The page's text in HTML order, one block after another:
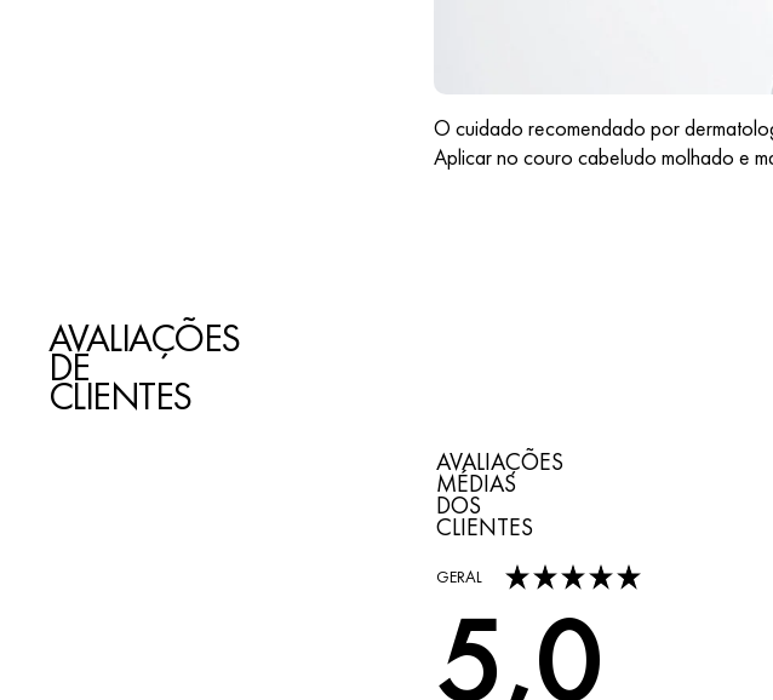
O cuidado recomendado por
Aplicar no couro cabeludo molhado e
AVALIAÇÕES
DE
CLIENTES
AVALIAÇÕES
MÉDIAS
DOS
CLIENTES
GERAL
5,0 out of 5 stars
5,0